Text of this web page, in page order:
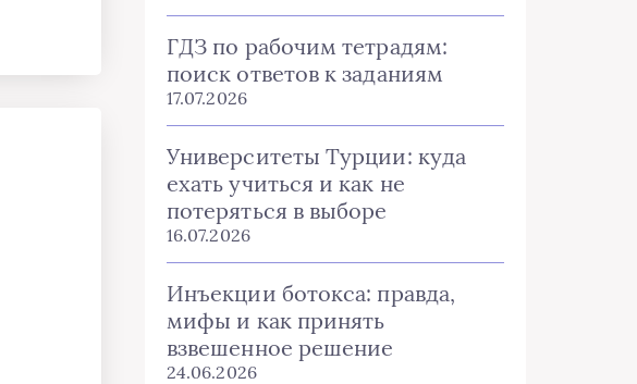
ГДЗ по рабочим тетрадям:
поиск ответов к заданиям
17.07.2026
Университеты Турции: куда
ехать учиться и как не
потеряться в выборе
16.07.2026
Инъекции ботокса: правда,
мифы и как принять
взвешенное решение
24.06.2026